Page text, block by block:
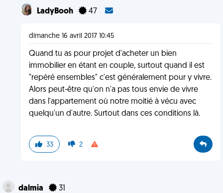
LadyBooh 47
dimanche 16 avril 2017 10:45
Quand tu as pour projet d'acheter un bien
immobilier en étant en couple, surtout quand il est
"repéré ensembles" c'est généralement pour y vivre.
Alors peut-être qu'on n'a pas tous envie de vivre
dans l'appartement où notre moitié à vécu avec
quelqu'un d'autre. Surtout dans ces conditions là.
33 2
dalmia 31